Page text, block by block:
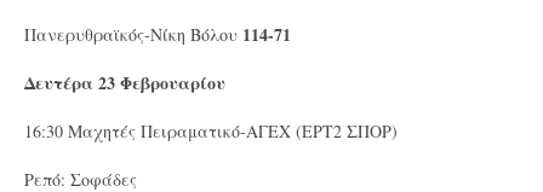
Πανερυθραϊκός-Νίκη Βόλου 114-71
Δευτέρα 23 Φεβρουαρίου
16:30 Μαχητές Πειραματικό-ΑΓΕΧ (ΕΡΤ2 ΣΠΟΡ)
Ρεπό: Σοφάδες